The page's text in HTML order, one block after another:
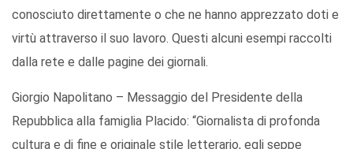
conosciuto direttamente o che ne hanno apprezzato doti e
virtù attraverso il suo lavoro. Questi alcuni esempi raccolti
dalla rete e dalle pagine dei giornali.
Giorgio Napolitano – Messaggio del Presidente della
Repubblica alla famiglia Placido: “Giornalista di profonda
cultura e di fine e originale stile letterario, egli seppe